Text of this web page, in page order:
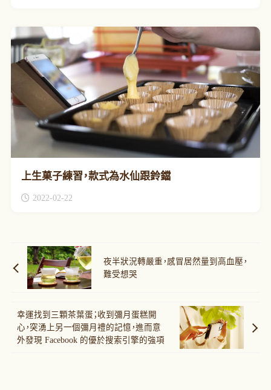
上生菓子練習，款式為水仙跟鈴鐺
2022-02-22
夜半狀況轉嚴重，感冒居然量到高血壓，
難受想哭
幸運找到三顆茶葉蛋；收到彌月蛋糕開
心，突湧上另一個彌月禮的記憶，進而意
外發現 Facebook 的優於搜索引擎的強項